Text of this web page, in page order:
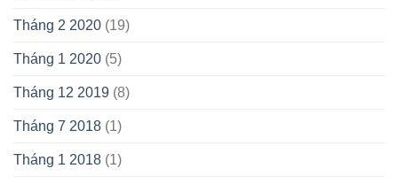
Tháng 2 2020 (19)
Tháng 1 2020 (5)
Tháng 12 2019 (8)
Tháng 7 2018 (1)
Tháng 1 2018 (1)